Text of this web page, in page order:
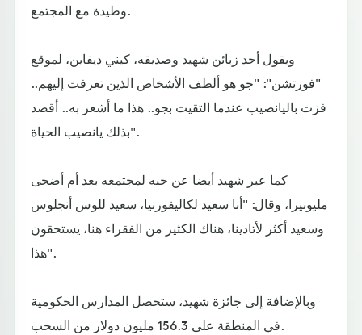
وطيدة مع المجتمع.
ويقول أحد زبائن شهيد وصديقه، كيني ديفاين، لموقع
"فورتشن": "جو هو ألطف الأشخاص الذين تعرفت إليهم..
فزت باليانصيب عندما التقيت بجو.. هذا ما أشعر به.. أقصد
بذلك يانصيب الحياة".
كما عبر شهيد أيضا عن حبه لمجتمعه بعد أم أضحى
مليونيرا، وقال: "أنا سعيد لكاليفورنيا، سعيد للوس أنجلوس
وسعيد أكثر لأتادينا، هناك الكثير من الفقراء هنا، يستحقون
هذا".
وبالإضافة إلى جائزة شهيد، ستحصل المدارس الحكومية
في المنطقة على 156.3 مليون دولار من السحب.